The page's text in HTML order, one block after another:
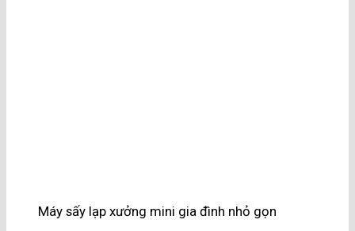
Máy sấy lạp xưởng mini gia đình nhỏ gọn